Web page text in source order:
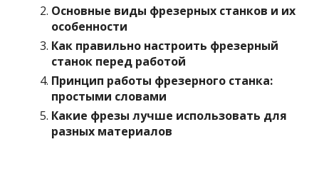
Основные виды фрезерных станков и их
особенности
Как правильно настроить фрезерный
станок перед работой
Принцип работы фрезерного станка:
простыми словами
Какие фрезы лучше использовать для
разных материалов